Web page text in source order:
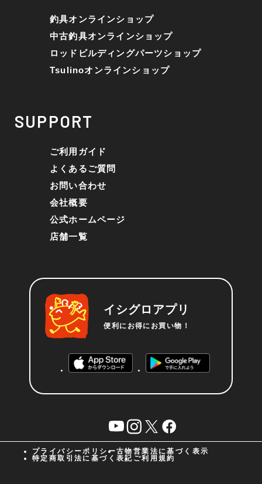
釣具オンラインショップ
中古釣具オンラインショップ
ロッドビルディングパーツショップ
Tsulinoオンラインショップ
SUPPORT
ご利用ガイド
よくあるご質問
お問い合わせ
会社概要
公式ホームページ
店舗一覧
イシグロアプリ
便利にお得にお買い物！
YouTubeinstagram
X facebook
プライバシーポリシー古物営業法に基づく表示
特定商取引法に基づく表記 ご利用規約